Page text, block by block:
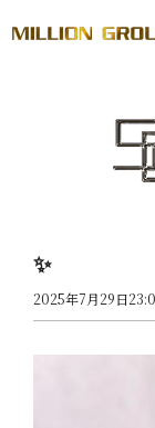
✨
2025年7月29日